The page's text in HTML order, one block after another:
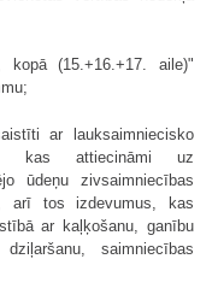
kopā (15.+16.+17. aile)"
ar lauksaimniecisko
kas attiecināmi uz
ūdeņu zivsaimniecības
arī tos izdevumus, kas
ar kaļķošanu, ganību
saimniecības